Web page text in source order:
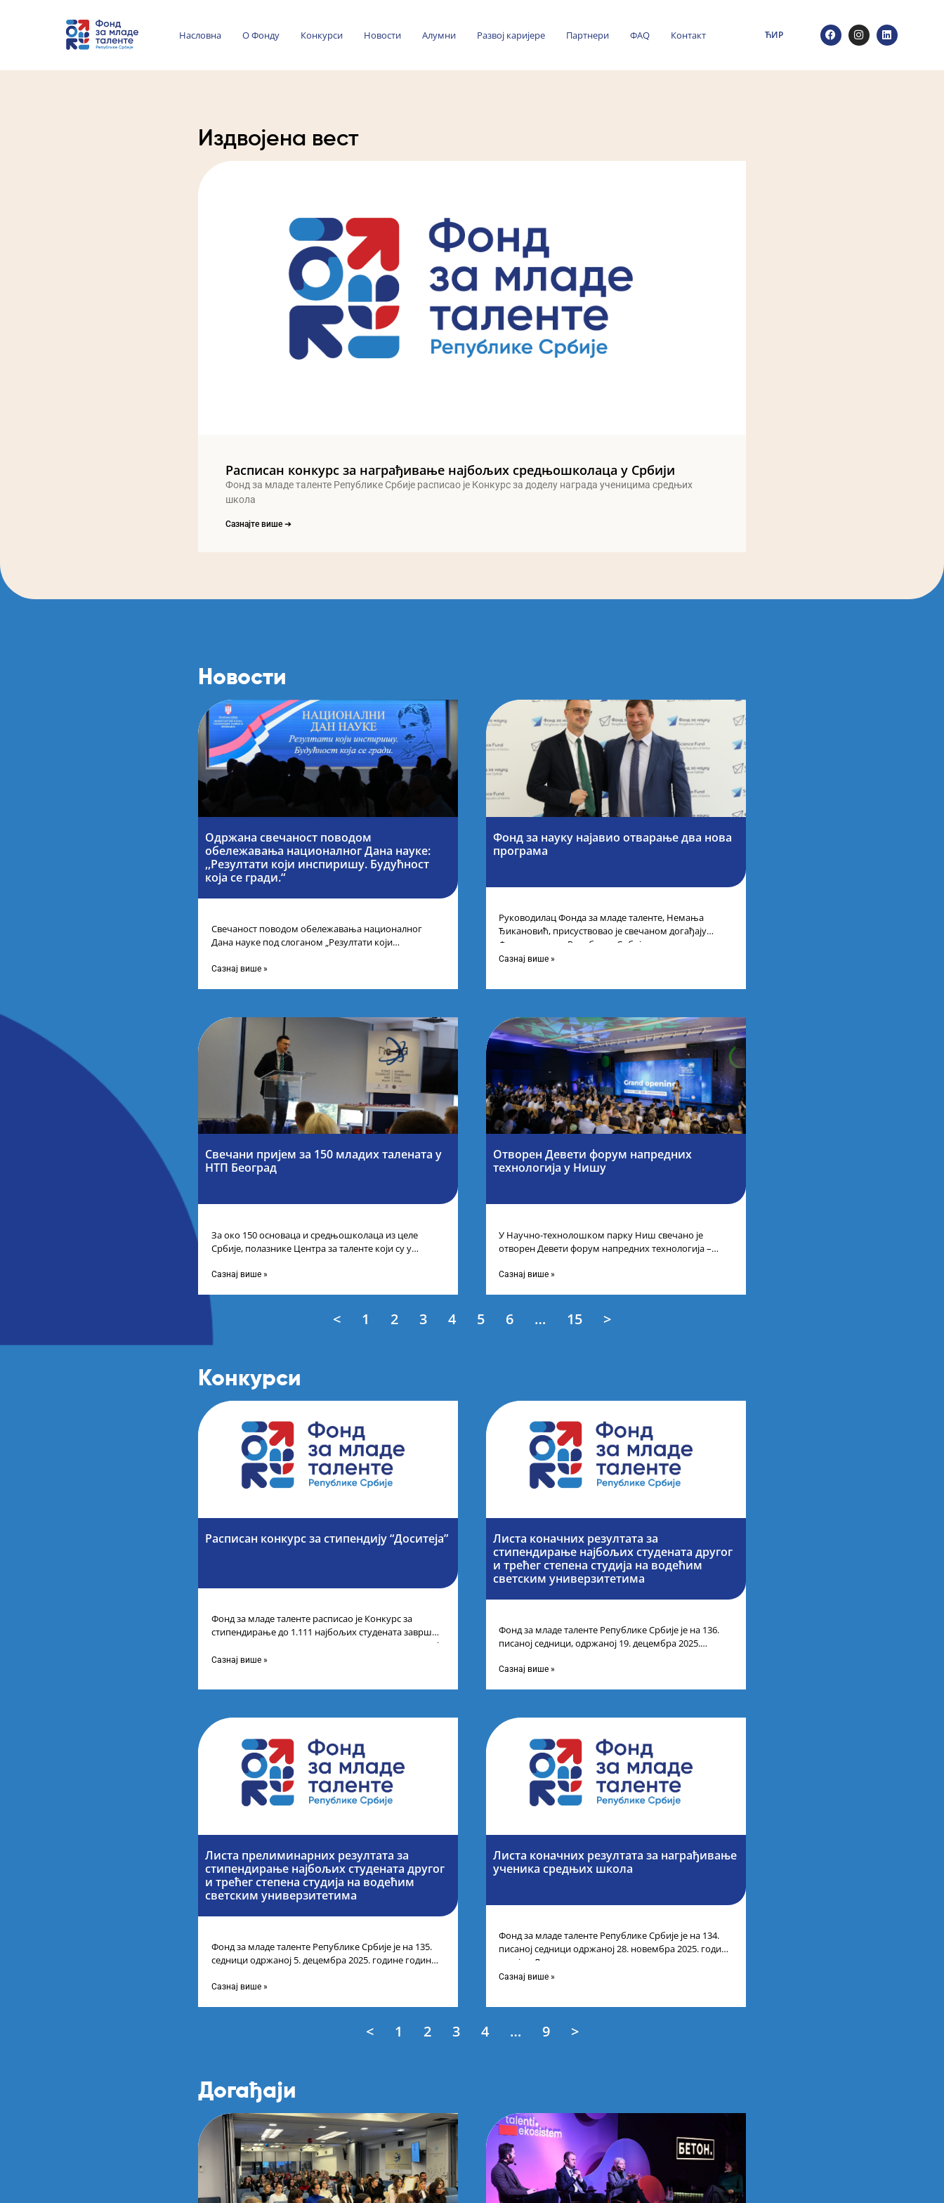
Насловна О Фонду Конкурси Новости Алумни Развој каријере Партнери ФАQ Контакт ЋИР
Издвојена вест
Расписан конкурс за награђивање најбољих средњошколаца у Србији
Фонд за младе таленте Републике Србије расписао је Конкурс за доделу награда ученицима средњих
школа
Сазнајте више ➔
Новости
Одржана свечаност поводом
обележавања националног Дана науке:
,,Резултати који инспиришу. Будућност
која се гради.“
Свечаност поводом обележавања националног
Дана науке под слоганом „Резултати који
организацији Министарства
Сазнај више »
Фонд за науку најавио отварање два нова
програма
Руководилац Фонда за младе таленте, Немања
Ђикановић, присуствовао је свечаном догађају
Фонда за науку Републике Србије одржаном у
Научно-технолошком парку
Сазнај више »
Свечани пријем за 150 младих талената у
НТП Београд
За око 150 основаца и средњошколаца из целе
Србије, полазнике Центра за таленте који су у
Сазнај више »
Отворен Девети форум напредних
технологија у Нишу
У Научно-технолошком парку Ниш свечано је
отворен Девети форум напредних технологија –
покровитељство Министарства
Сазнај више »
< 1 2 3 4 5 6 … 15 >
Конкурси
Расписан конкурс за стипендију “Доситеја”
Фонд за младе таленте расписао је Конкурс за
стипендирање до 1.111 најбољих студената завршне
године основних и интегрисаних академских студија
Сазнај више »
Листа коначних резултата за
стипендирање најбољих студената другог
и трећег степена студија на водећим
светским универзитетима
Фонд за младе таленте Републике Србије је на 136.
писаној седници, одржаној 19. децембра 2025.
Сазнај више »
Листа прелиминарних резултата за
стипендирање најбољих студената другог
и трећег степена студија на водећим
светским универзитетима
Фонд за младе таленте Републике Србије је на 135.
седници одржаној 5. децембра 2025. године године
Сазнај више »
Листа коначних резултата за награђивање
ученика средњих школа
Фонд за младе таленте Републике Србије је на 134.
писаној седници одржаној 28. новембра 2025. године
усвојио Листу коначних резултата
Сазнај више »
< 1 2 3 4 … 9 >
Догађаји